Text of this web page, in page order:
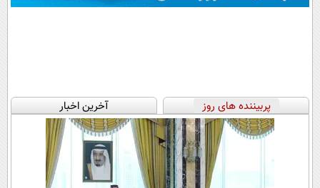
پربیننده های روز آخرین اخبار